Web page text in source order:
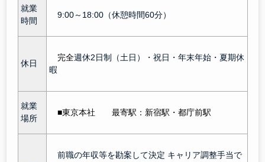
就業
時間
9:00～18:00（休憩時間60分）
休日
完全週休2日制（土日）・祝日・年末年始・夏期休
暇
就業
場所
■東京本社 最寄駅：新宿駅 ・都庁前駅
前職の年収等を勘案して決定 キャリア調整手当で